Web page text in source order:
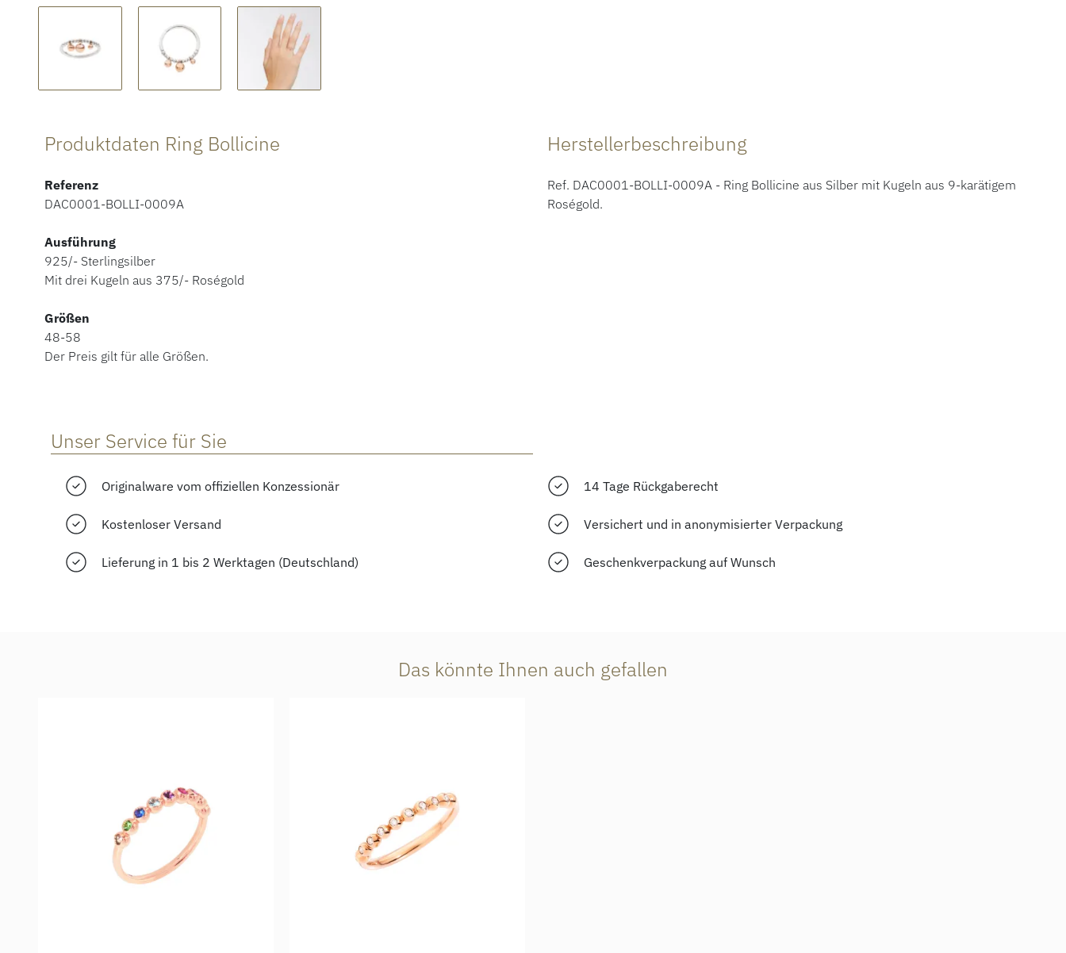
Produktdaten Ring Bollicine
Referenz
DAC0001-BOLLI-0009A
Ausführung
925/- Sterlingsilber
Mit drei Kugeln aus 375/- Roségold
Größen
48-58
Der Preis gilt für alle Größen.
Herstellerbeschreibung
Ref. DAC0001-BOLLI-0009A - Ring Bollicine aus Silber mit Kugeln aus 9-karätigem
Roségold.
Unser Service für Sie
Originalware vom offiziellen Konzessionär 14 Tage Rückgaberecht
Kostenloser Versand Versichert und in anonymisierter Verpackung
Lieferung in 1 bis 2 Werktagen (Deutschland) Geschenkverpackung auf Wunsch
Das könnte Ihnen auch gefallen